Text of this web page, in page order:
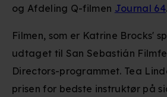
og Afdeling Q-filmen Journal 64.
Filmen, som er Katrine Brocks'
udtaget til San Sebastián
Directors-programmet. Tea
prisen for bedste instruktør på